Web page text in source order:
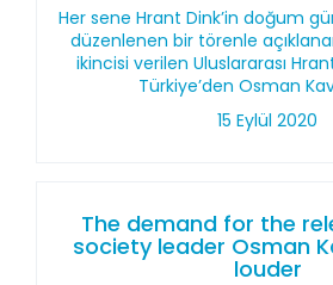
Her sene Hrant Dink’in doğum
düzenlenen bir törenle
ikincisi verilen Uluslararası
Türkiye’den Osman
15 Eylül 2020
The demand for the
society leader Osman
louder